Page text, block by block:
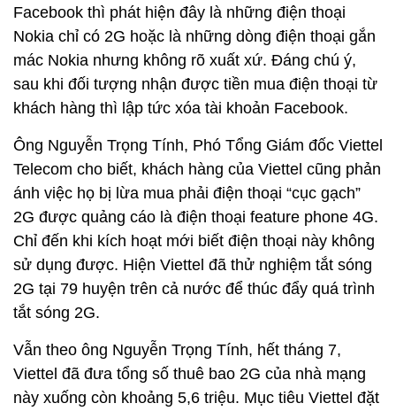
Facebook thì phát hiện đây là những điện thoại
Nokia chỉ có 2G hoặc là những dòng điện thoại gắn
mác Nokia nhưng không rõ xuất xứ. Đáng chú ý,
sau khi đối tượng nhận được tiền mua điện thoại từ
khách hàng thì lập tức xóa tài khoản Facebook.
Ông Nguyễn Trọng Tính, Phó Tổng Giám đốc Viettel
Telecom cho biết, khách hàng của Viettel cũng phản
ánh việc họ bị lừa mua phải điện thoại “cục gạch”
2G được quảng cáo là điện thoại feature phone 4G.
Chỉ đến khi kích hoạt mới biết điện thoại này không
sử dụng được. Hiện Viettel đã thử nghiệm tắt sóng
2G tại 79 huyện trên cả nước để thúc đẩy quá trình
tắt sóng 2G.
Vẫn theo ông Nguyễn Trọng Tính, hết tháng 7,
Viettel đã đưa tổng số thuê bao 2G của nhà mạng
này xuống còn khoảng 5,6 triệu. Mục tiêu Viettel đặt